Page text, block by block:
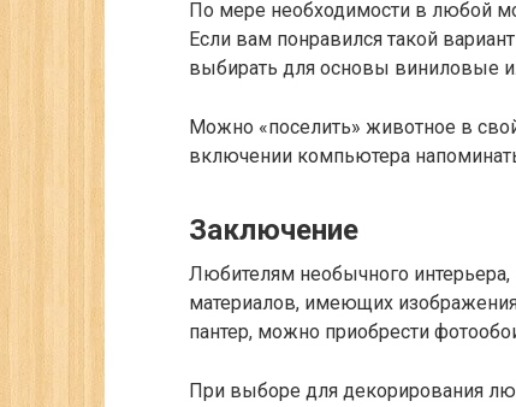
По мере необходимости в любой
Если вам понравился такой
выбирать для основы виниловые
Можно «поселить» животное в
включении компьютера
Заключение
Любителям необычного
материалов, имеющих
пантер, можно приобрести
При выборе для декорирования